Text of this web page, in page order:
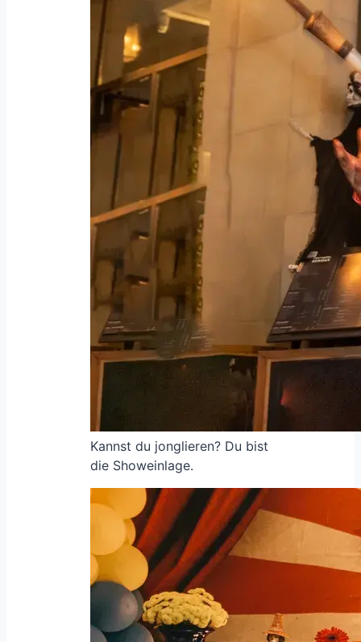
Kannst du jonglieren? Du bist
die Showeinlage.